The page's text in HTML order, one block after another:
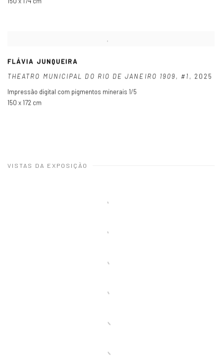
FLÁVIA JUNQUEIRA
THEATRO MUNICIPAL DO RIO DE JANEIRO 1909, #1 , 2025
Impressão digital com pigmentos minerais 1/5
150 x 172 cm
VISTAS DA EXPOSIÇÃO